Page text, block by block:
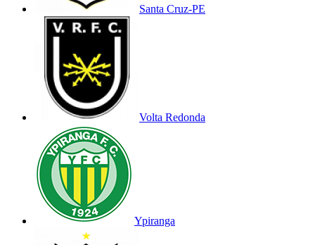
Santa Cruz-PE
Volta Redonda
Ypiranga